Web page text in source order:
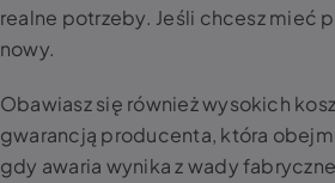
realne potrzeby. Jeśli chcesz mieć
nowy.
Obawiasz się również wysokich
gwarancją producenta, która
gdy awaria wynika z wady